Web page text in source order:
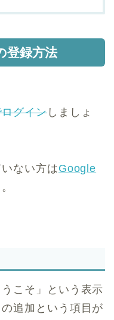
登録方法
グインしましょ
ない方はGoogle
こそ」という表示
追加という項目が